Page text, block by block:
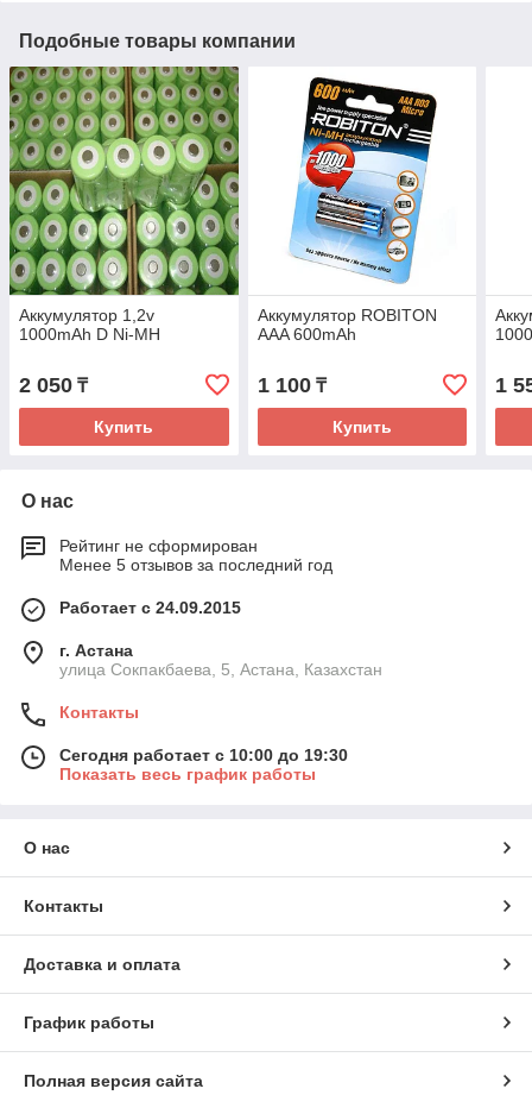
Подобные товары компании
Аккумулятop 1,2v
1000mAh D Ni-MH
2 050 ₸
Купить
Аккумулятop ROBITON
AAA 600mAh
1 100₸
Купить
1
О нас
Рейтинг не сформирован
Менее 5 отзывов за последний год
Работает с 24.09.2015
г. Астана
улица Сокпакбаева, 5, Астана, Казахстан
Контакты
Сегодня работает с 10:00 до 19:30
Показать весь график работы
О нас
Контакты
Доставка и оплата
График работы
Полная версия сайта